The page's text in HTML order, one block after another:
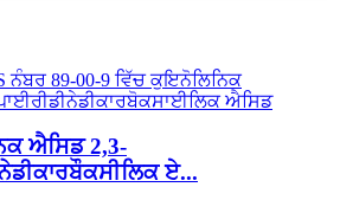
ਐਸਿਡ 2,3-
ਏ...